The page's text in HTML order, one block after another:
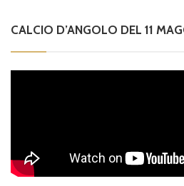
CALCIO D’ANGOLO DEL 11